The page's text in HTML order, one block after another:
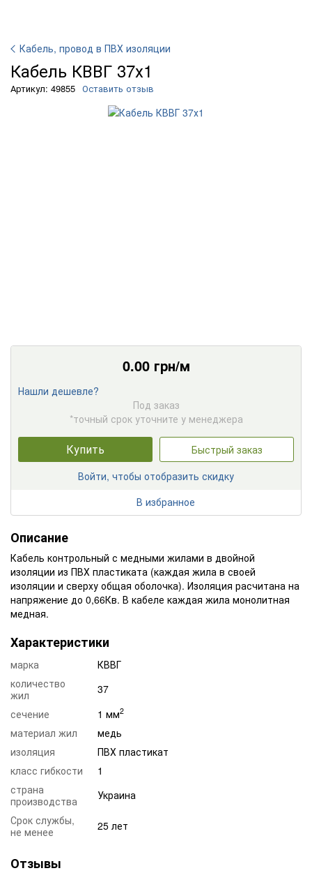
Кабель, провод в ПВХ изоляции
Кабель КВВГ 37х1
Артикул: 49855 Оставить отзыв
0.00грн/м
Нашли дешевле?
Под заказ
*точный срок уточните у менеджера
Купить
Быстрый заказ
Войти, чтобы отобразить скидку
В избранное
Описание
Кабель контрольный с медными жилами в двойной
изоляции из ПВХ пластиката (каждая жила в своей
изоляции и сверху общая оболочка). Изоляция расчитана на
напряжение до 0,66Кв. В кабеле каждая жила монолитная
медная.
Характеристики
марка
КВВГ
количество
жил
37
сечение
1 мм2
материал жил
медь
изоляция
ПВХ пластикат
класс гибкости
1
страна
производства
Украина
Срок службы,
не менее
25 лет
Отзывы